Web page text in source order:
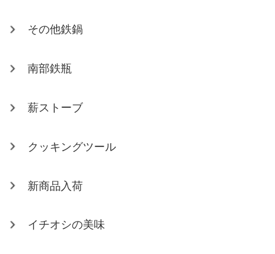
その他鉄鍋
南部鉄瓶
薪ストーブ
クッキングツール
新商品入荷
イチオシの美味